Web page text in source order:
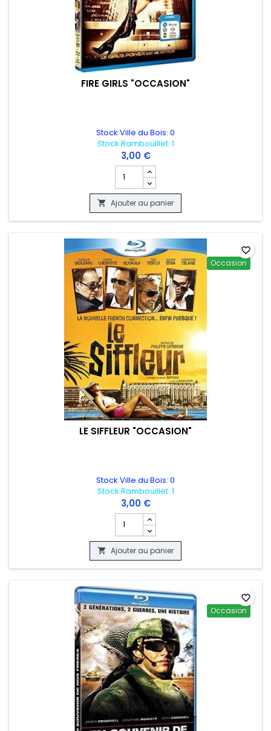
FIRE GIRLS "OCCASION"
Stock Ville du Bois: 0
Stock Rambouillet: 1
3,00 €
Champ quantité du produit FIRE GIRLS
 Ajouter au panier
Occasion
LE SIFFLEUR "OCCASION"
Stock Ville du Bois: 0
Stock Rambouillet: 1
3,00 €
Champ quantité du produit LE SIFFLEUR
 Ajouter au panier
favorite_border
Occasion
favorite_border